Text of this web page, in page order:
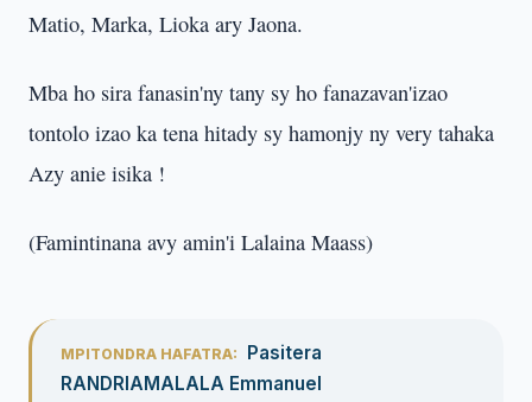
Matio, Marka, Lioka ary Jaona.
Mba ho sira fanasin'ny tany sy ho fanazavan'izao
tontolo izao ka tena hitady sy hamonjy ny very tahaka
Azy anie isika !
(Famintinana avy amin'i Lalaina Maass)
MPITONDRA HAFATRA:
Pasitera
RANDRIAMALALA Emmanuel